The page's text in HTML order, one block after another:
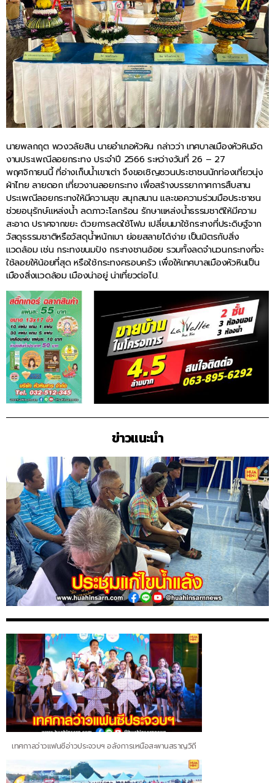
นายพลกฤต พวงวลัยสิน นายอำเภอหัวหิน กล่าวว่า เทศบาลเมืองหัวหินจัด
งานประเพณีลอยกระทง ประจำปี 2566 ระหว่างวันที่ 26 – 27
พฤศจิกายนนี้ ที่อ่างเก็บน้ำเขาเต่า จึงขอเชิญชวนประชาชนนักท่องเที่ยวนุ่ง
ผ้าไทย ลายดอก เที่ยวงานลอยกระทง เพื่อสร้างบรรยากาศการสืบสาน
ประเพณีลอยกระทงให้มีความสุข สนุกสนาน และขอความร่วมมือประชาชน
ช่วยอนุรักษ์แหล่งน้ำ ลดภาวะโลกร้อน รักษาแหล่งน้ำธรรมชาติให้มีความ
สะอาด ปราศจากขยะ ด้วยการลดใช้โฟม เปลี่ยนมาใช้กระทงที่ประดิษฐ์จาก
วัสดุธรรมชาติหรือวัสดุน้ำหนักเบา ย่อยสลายได้ง่าย เป็นมิตรกับสิ่ง
แวดล้อม เช่น กระทงขนมปัง กระทงชานอ้อย รวมทั้งลดจำนวนกระทงที่จะ
ใช้ลอยให้น้อยที่สุด หรือใช้กระทงครอบครัว เพื่อให้เทศบาลเมืองหัวหินเป็น
เมืองสิ่งแวดล้อม เมืองน่าอยู่ น่าเที่ยวต่อไป.
ข่าวแนะนำ
เทศกาลว่าวแฟนซีอ่าวประจวบฯ อลังการเหนือสะพานสราญวิถี